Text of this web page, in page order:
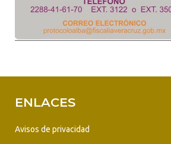
ENLACES
Avisos de privacidad